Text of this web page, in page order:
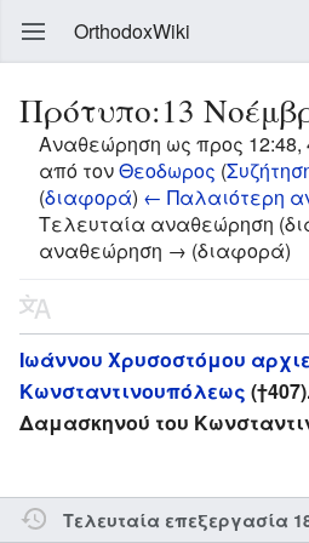
OrthodoxWiki
Πρότυπο:13
Αναθεώρηση ως προς 12:48,
από τονΘεοδωρος (
(διαφορά) ← Παλαιότερη
Τελευταία αναθεώρηση
αναθεώρηση → (διαφορά)
Ιωάννου Χρυσοστόμου
Κωνσταντινουπόλεως
Δαμασκηνού του
Τελευταία επεξεργασία